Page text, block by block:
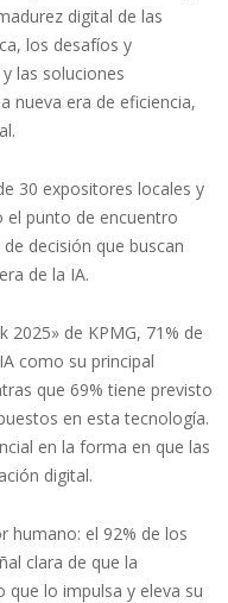
digital de las
los desafíos y
las soluciones
nueva era de eficiencia,
30 expositores locales y
el punto de encuentro
decisión que buscan
de la IA.
2025» de KPMG, 71% de
como su principal
que 69% tiene previsto
en esta tecnología.
en la forma en que las
digital.
humano: el 92% de los
clara de que la
lo impulsa y eleva su